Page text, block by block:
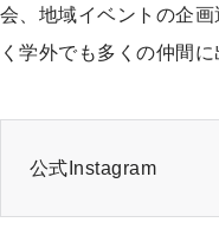
会、地域イベントの企
く学外でも多くの仲間に
公式Instagram